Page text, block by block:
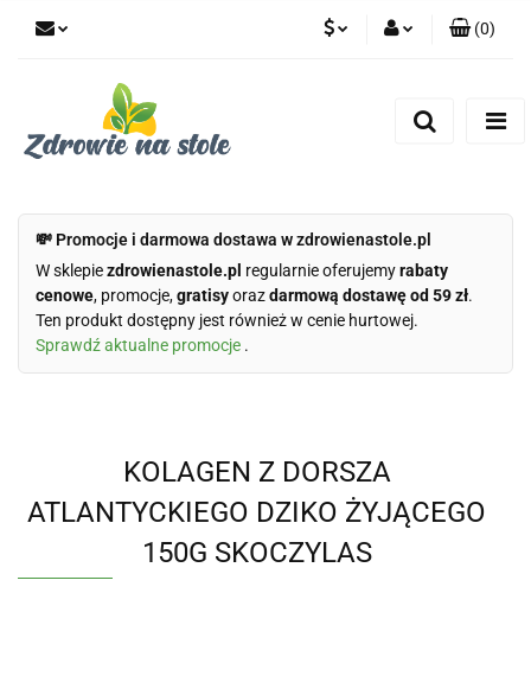
(0)
💸 Promocje i darmowa dostawa w zdrowienastole.pl
W sklepiezdrowienastole.pl regularnie oferujemyrabaty
cenowe, promocje,gratisyorazdarmową dostawę od 59 zł.
Ten produkt dostępny jest również w cenie hurtowej.
Sprawdź aktualne promocje .
KOLAGEN Z DORSZA
ATLANTYCKIEGO DZIKO ŻYJĄCEGO
150G SKOCZYLAS